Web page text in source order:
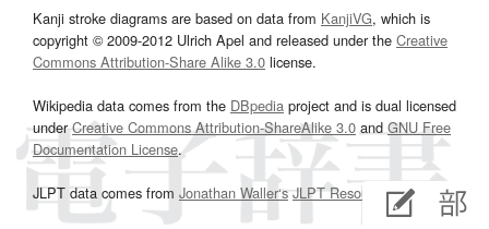
Kanji stroke diagrams are based on data from KanjiVG, which is
copyright © 2009-2012 Ulrich Apel and released under the Creative
Commons Attribution-Share Alike 3.0 license.
Wikipedia data comes from the DBpedia project and is dual licensed
underCreative Commons Attribution-ShareAlike 3.0and GNU Free
Documentation License.
JLPT data comes from Jonathan Waller‘s JLPT Resourcespage.